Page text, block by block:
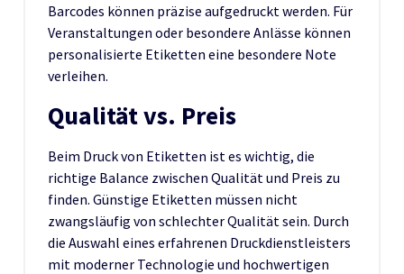
Barcodes können präzise aufgedruckt werden. Für
Veranstaltungen oder besondere Anlässe können
personalisierte Etiketten eine besondere Note
verleihen.
Qualität vs. Preis
Beim Druck von Etiketten ist es wichtig, die
richtige Balance zwischen Qualität und Preis zu
finden. Günstige Etiketten müssen nicht
zwangsläufig von schlechter Qualität sein. Durch
die Auswahl eines erfahrenen Druckdienstleisters
mit moderner Technologie und hochwertigen